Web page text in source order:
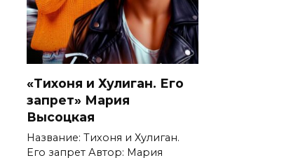
«Тихоня и Хулиган. Его
запрет» Мария
Высоцкая
Название: Тихоня и Хулиган.
Его запрет Автор: Мария